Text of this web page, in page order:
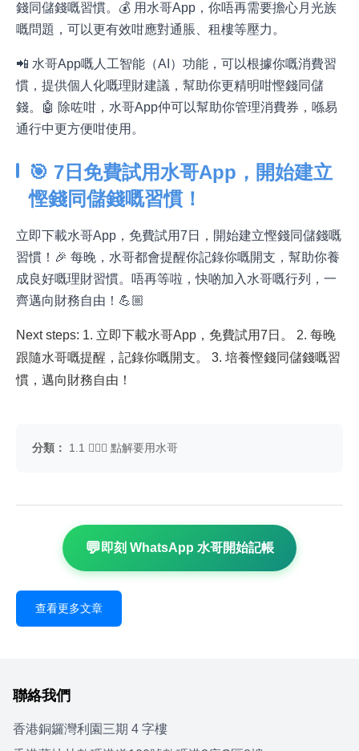
錢同儲錢嘅習慣。💰 用水哥App，你唔再需要擔心月光族
嘅問題，可以更有效咁應對通脹、租樓等壓力。
📲 水哥App嘅人工智能（AI）功能，可以根據你嘅消費習
慣，提供個人化嘅理財建議，幫助你更精明咁慳錢同儲
錢。🤖 除咗咁，水哥App仲可以幫助你管理消費券，喺易
通行中更方便咁使用。
🎯 7日免費試用水哥App，開始建立
慳錢同儲錢嘅習慣！
立即下載水哥App，免費試用7日，開始建立慳錢同儲錢嘅
習慣！🎉 每晚，水哥都會提醒你記錄你嘅開支，幫助你養
成良好嘅理財習慣。唔再等啦，快啲加入水哥嘅行列，一
齊邁向財務自由！💪🏼
Next steps: 1. 立即下載水哥App，免費試用7日。 2. 每晚
跟隨水哥嘅提醒，記錄你嘅開支。 3. 培養慳錢同儲錢嘅習
慣，邁向財務自由！
分類： 1.1 🤷🏼‍♂️ 點解要用水哥
💬即刻 WhatsApp 水哥開始記帳
查看更多文章
聯絡我們
香港銅鑼灣利園三期 4 字樓